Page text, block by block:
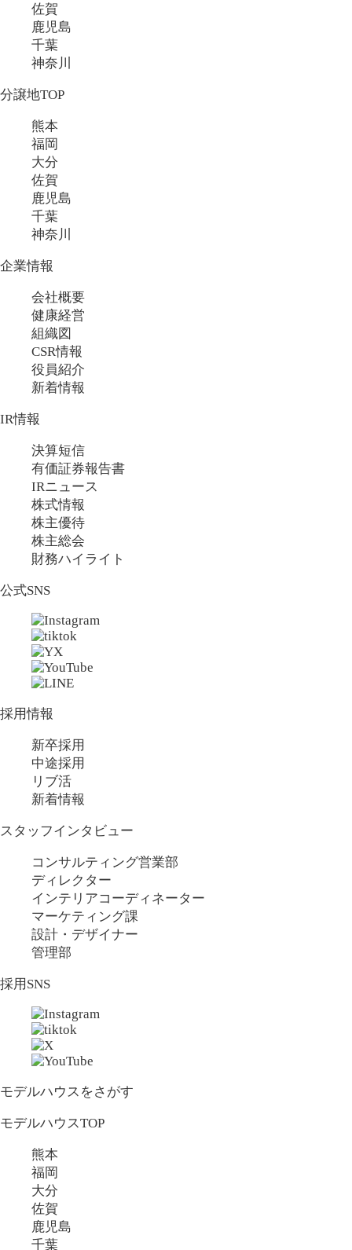
佐賀
鹿児島
千葉
神奈川
分譲地TOP
熊本
福岡
大分
佐賀
鹿児島
千葉
神奈川
企業情報
会社概要
健康経営
組織図
CSR情報
役員紹介
新着情報
IR情報
決算短信
有価証券報告書
IRニュース
株式情報
株主優待
株主総会
財務ハイライト
公式SNS
採用情報
新卒採用
中途採用
リブ活
新着情報
スタッフインタビュー
コンサルティング営業部
ディレクター
インテリアコーディネーター
マーケティング課
設計・デザイナー
管理部
採用SNS
モデルハウスをさがす
モデルハウスTOP
熊本
福岡
大分
佐賀
鹿児島
千葉